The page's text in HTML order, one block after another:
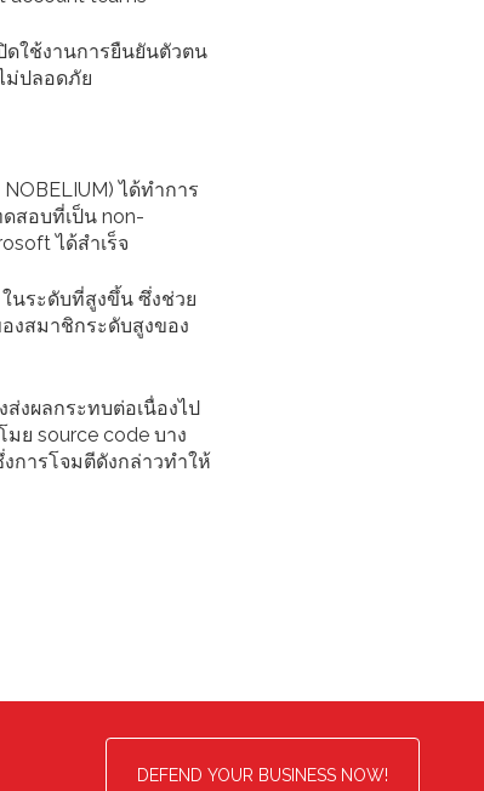
ดใช้งานการยืนยันตัวตน
ม่ปลอดภัย
ได้ทำการ
สอบที่เป็น non-
ได้สำเร็จ
นระดับที่สูงขึ้น ซึ่งช่วย
งสมาชิกระดับสูงของ
งผลกระทบต่อเนื่องไป
ย source code บาง
การโจมตีดังกล่าวทำให้
DEFEND YOUR BUSINESS NOW!